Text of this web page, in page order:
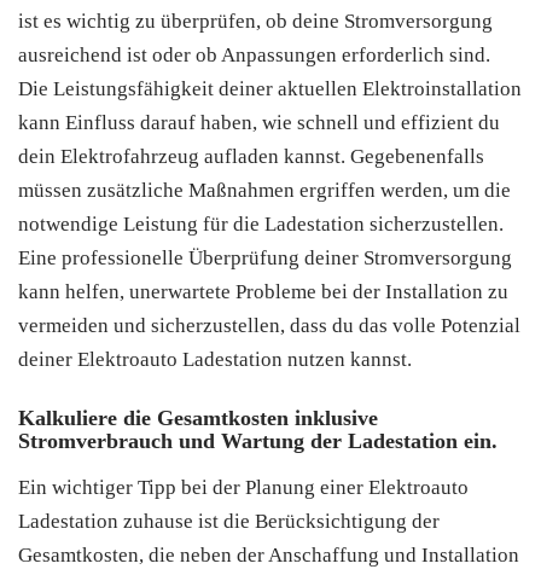
ist es wichtig zu überprüfen, ob deine Stromversorgung
ausreichend ist oder ob Anpassungen erforderlich sind.
Die Leistungsfähigkeit deiner aktuellen Elektroinstallation
kann Einfluss darauf haben, wie schnell und effizient du
dein Elektrofahrzeug aufladen kannst. Gegebenenfalls
müssen zusätzliche Maßnahmen ergriffen werden, um die
notwendige Leistung für die Ladestation sicherzustellen.
Eine professionelle Überprüfung deiner Stromversorgung
kann helfen, unerwartete Probleme bei der Installation zu
vermeiden und sicherzustellen, dass du das volle Potenzial
deiner Elektroauto Ladestation nutzen kannst.
Kalkuliere die Gesamtkosten inklusive
Stromverbrauch und Wartung der Ladestation ein.
Ein wichtiger Tipp bei der Planung einer Elektroauto
Ladestation zuhause ist die Berücksichtigung der
Gesamtkosten, die neben der Anschaffung und Installation